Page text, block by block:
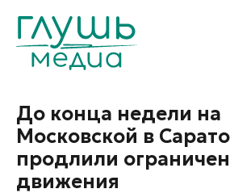
До конца недели на
Московской в
продлили
движения